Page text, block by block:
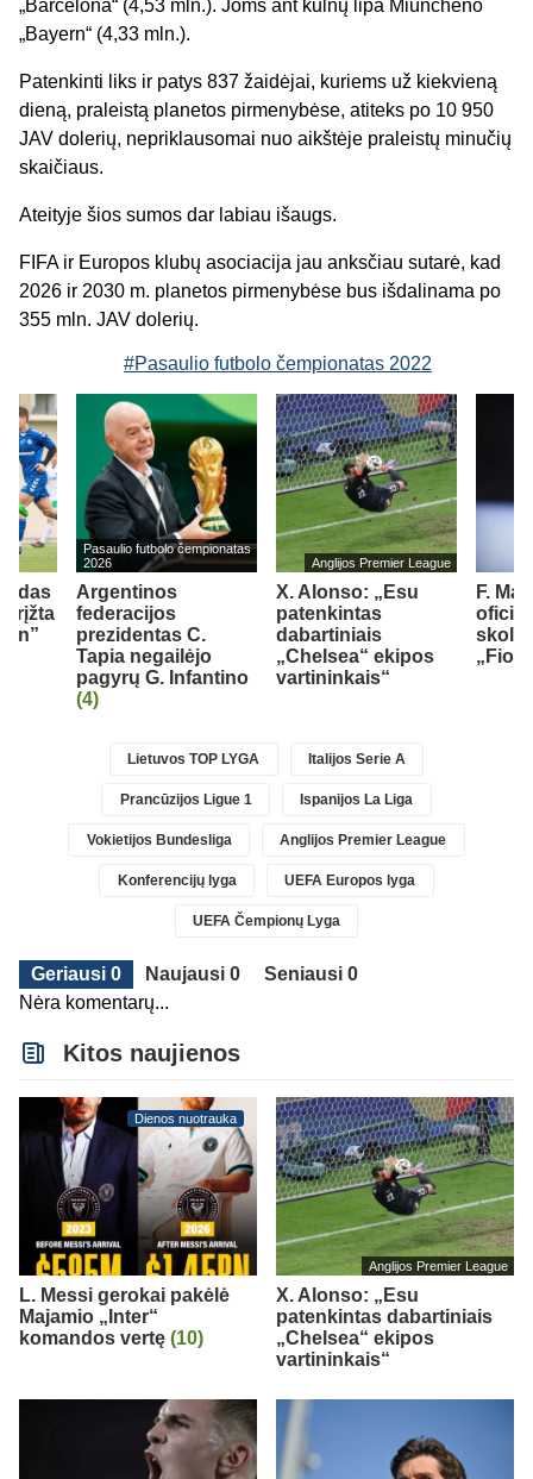
„Barcelona“ (4,53 mln.). Joms ant kulnų lipa Miuncheno
„Bayern“ (4,33 mln.).
Patenkinti liks ir patys 837 žaidėjai, kuriems už kiekvieną
dieną, praleistą planetos pirmenybėse, atiteks po 10 950
JAV dolerių, nepriklausomai nuo aikštėje praleistų minučių
skaičiaus.
Ateityje šios sumos dar labiau išaugs.
FIFA ir Europos klubų asociacija jau anksčiau sutarė, kad
2026 ir 2030 m. planetos pirmenybėse bus išdalinama po
355 mln. JAV dolerių.
#Pasaulio futbolo čempionatas 2022
Pasaulio futbolo čempionatas
2026
Argentinos
federacijos
prezidentas C.
Tapia negailėjo
pagyrų G. Infantino
(4)
Anglijos Premier League
X. Alonso: „Esu
patenkintas
dabartiniais
„Chelsea“ ekipos
vartininkais“
F.
Lietuvos TOP LYGA Italijos Serie A
Prancūzijos Ligue 1 Ispanijos La Liga
Vokietijos Bundesliga Anglijos Premier League
Konferencijų lyga UEFA Europos lyga
UEFA Čempionų Lyga
Geriausi 0 Naujausi 0
Seniausi 0
Nėra komentarų...
Kitos naujienos
Dienos nuotrauka
L. Messi gerokai pakėlė
Majamio „Inter“
komandos vertę (10)
Anglijos Premier League
X. Alonso: „Esu
patenkintas dabartiniais
„Chelsea“ ekipos
vartininkais“